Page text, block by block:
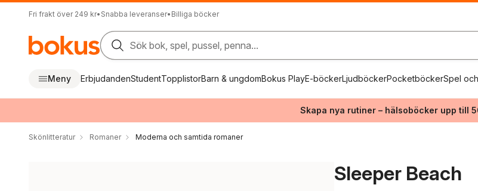
Fri frakt över 249 kr• Snabba leveranser• Billiga böcker
Sök bok, spel, pussel, penna...
Meny ErbjudandenStudentTopplistorBarn & ungdomBokus PlayE-böckerLjudböckerPocketböckerSpel
Skapa nya rutiner – hälsoböcker upp till
Skönlitteratur Romaner Moderna och samtida romaner
Sleeper Beach